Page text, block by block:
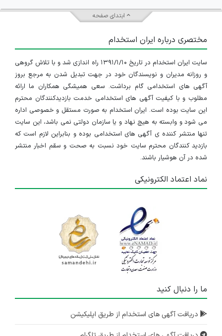
ابتدای صفحه
مختصری درباره ایران استخدام
سایت ایران استخدام در تاریخ ۱۳۹۱/۱/۱۰ راه اندازی شد و با تلاش گروهی
و روزانه مدیران و نویسندگان خود در جهت تبدیل شدن به مرجع بروز
آگهی های استخدامی گام برداشت. سعی همیشگی همکاران ما ارائه
مطلوب و با کیفیت آگهی های استخدامی خدمت بازدیدکنندگان محترم
این سایت بوده است. ایران استخدام به صورت مستقل و خصوصی اداره
می شود و وابسته به هیچ نهاد و یا سازمان دولتی نمی باشد، این سایت
تنها منتشر کننده ی آگهی های استخدامی بوده و بنابراین لازم است که
بازدید کنندگان محترم سایت خود نسبت به صحت و سقم اخبار منتشر
شده در آن هوشیار باشند.
نماد اعتماد الکترونیکی
ما را دنبال کنید
دریافت آگهی های استخدام از طریق اپلیکیشن